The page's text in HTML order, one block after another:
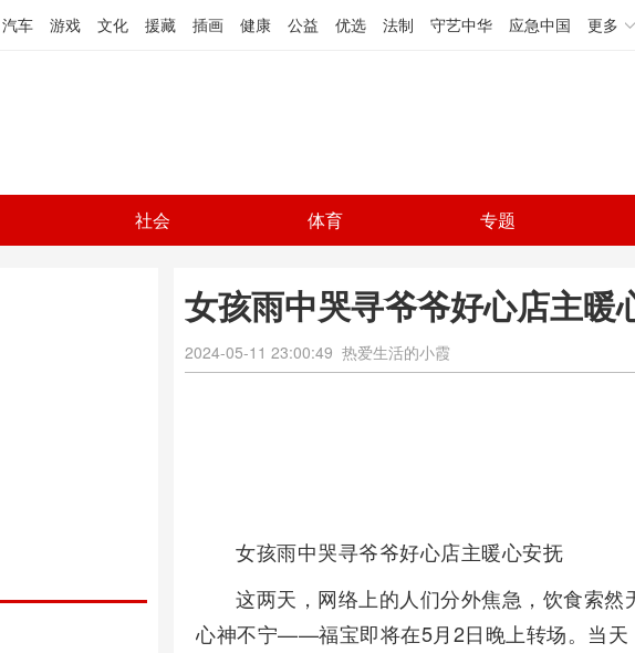
汽车 游戏 文化 援藏 插画 健康 公益 优选 法制 守艺中华 应急中国 更多
社会 体育 专题
女孩雨中哭寻爷爷好心店主暖
2024-05-11 23:00:49 热爱生活的小霞
女孩雨中哭寻爷爷好心店主暖心安抚
这两天，网络上的人们分外焦急，饮食索
心神不宁——福宝即将在5月2日晚上转场。当天